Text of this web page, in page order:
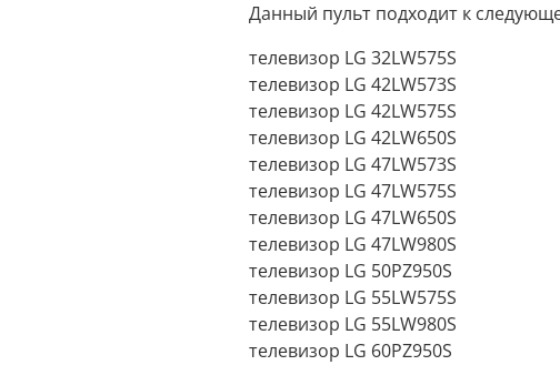
Данный пульт подходит к
телевизор LG 32LW575S
телевизор LG 42LW573S
телевизор LG 42LW575S
телевизор LG 42LW650S
телевизор LG 47LW573S
телевизор LG 47LW575S
телевизор LG 47LW650S
телевизор LG 47LW980S
телевизор LG 50PZ950S
телевизор LG 55LW575S
телевизор LG 55LW980S
телевизор LG 60PZ950S